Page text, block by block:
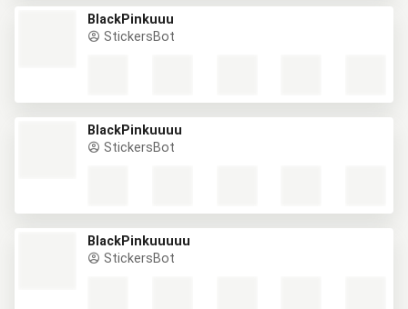
BlackPinkuuu
StickersBot
BlackPinkuuuu
StickersBot
BlackPinkuuuuu
StickersBot